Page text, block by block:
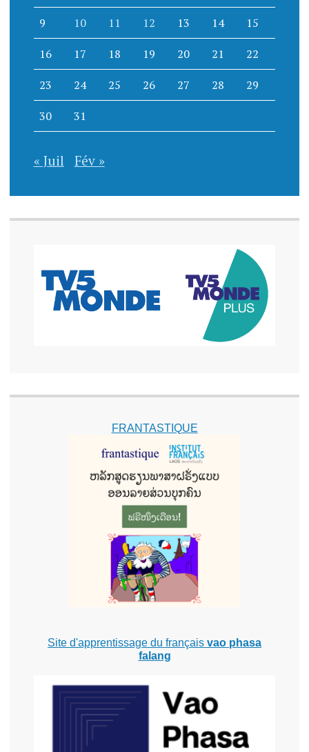
9 10 11 12 13 14 15
16 17 18 19 20 21 22
23 24 25 26 27 28 29
30 31
« Juil Fév »
FRANTASTIQUE
Site d'apprentissage du français vao phasa
falang